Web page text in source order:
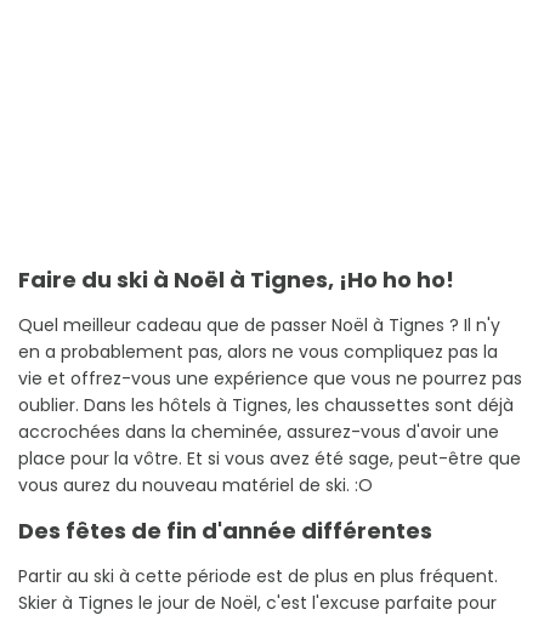
Faire du ski à Noël à Tignes, ¡Ho ho ho!
Quel meilleur cadeau que de passer Noël à Tignes ? Il n'y
en a probablement pas, alors ne vous compliquez pas la
vie et offrez-vous une expérience que vous ne pourrez pas
oublier. Dans les hôtels à Tignes, les chaussettes sont déjà
accrochées dans la cheminée, assurez-vous d'avoir une
place pour la vôtre. Et si vous avez été sage, peut-être que
vous aurez du nouveau matériel de ski. :O
Des fêtes de fin d'année différentes
Partir au ski à cette période est de plus en plus fréquent.
Skier à Tignes le jour de Noël, c'est l'excuse parfaite pour